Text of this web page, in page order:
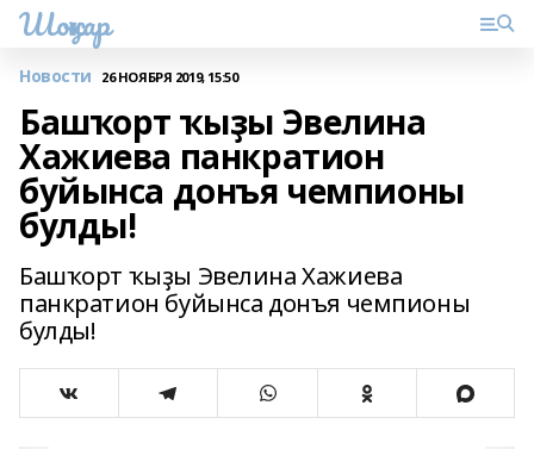
Шоңҡар
Новости 26 НОЯБРЯ 2019, 15:50
Башҡорт ҡыҙы Эвелина
Хажиева панкратион
буйынса донъя чемпионы
булды!
Башҡорт ҡыҙы Эвелина Хажиева
панкратион буйынса донъя чемпионы
булды!